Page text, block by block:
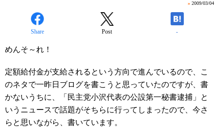
» 2009/03/04
Share Post -
めんそ～れ！
定額給付金が支給されるという方向で進んでいるので、こ
のネタで一昨日ブログを書こうと思っていたのですが、書
かないうちに、「民主党小沢代表の公設第一秘書逮捕」と
いうニュースで話題がそちらに行ってしまったので、今さ
らと思いながら、書いています。